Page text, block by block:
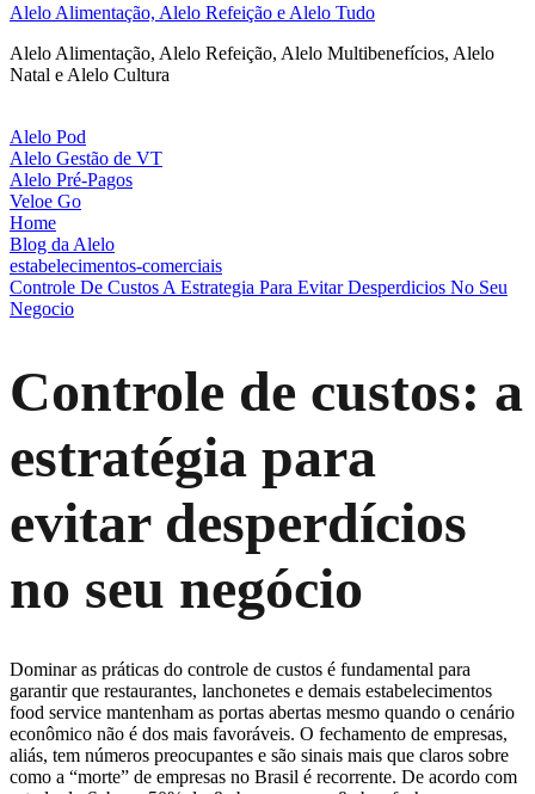
Alelo Alimentação, Alelo Refeição e Alelo Tudo
Alelo Alimentação, Alelo Refeição, Alelo Multibenefícios, Alelo
Natal e Alelo Cultura
Alelo Pod
Alelo Gestão de VT
Alelo Pré-Pagos
Veloe Go
Home
Blog da Alelo
estabelecimentos-comerciais
Controle De Custos A Estrategia Para Evitar Desperdicios No Seu
Negocio
Controle de custos: a
estratégia para
evitar desperdícios
no seu negócio
Dominar as práticas do controle de custos é fundamental para
garantir que restaurantes, lanchonetes e demais estabelecimentos
food service mantenham as portas abertas mesmo quando o cenário
econômico não é dos mais favoráveis. O fechamento de empresas,
aliás, tem números preocupantes e são sinais mais que claros sobre
como a “morte” de empresas no Brasil é recorrente. De acordo com